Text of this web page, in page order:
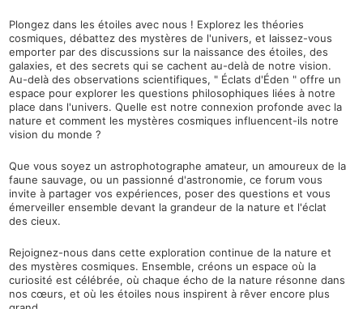
Plongez dans les étoiles avec nous ! Explorez les théories
cosmiques, débattez des mystères de l'univers, et laissez-vous
emporter par des discussions sur la naissance des étoiles, des
galaxies, et des secrets qui se cachent au-delà de notre vision.
Au-delà des observations scientifiques, " Éclats d'Éden " offre un
espace pour explorer les questions philosophiques liées à notre
place dans l'univers. Quelle est notre connexion profonde avec la
nature et comment les mystères cosmiques influencent-ils notre
vision du monde ?
Que vous soyez un astrophotographe amateur, un amoureux de la
faune sauvage, ou un passionné d'astronomie, ce forum vous
invite à partager vos expériences, poser des questions et vous
émerveiller ensemble devant la grandeur de la nature et l'éclat
des cieux.
Rejoignez-nous dans cette exploration continue de la nature et
des mystères cosmiques. Ensemble, créons un espace où la
curiosité est célébrée, où chaque écho de la nature résonne dans
nos cœurs, et où les étoiles nous inspirent à rêver encore plus